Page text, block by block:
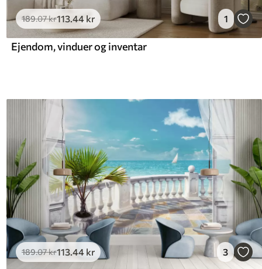
189.07kr113.44 kr 1
Ejendom, vinduer og inventar
189.07kr113.44 kr 3